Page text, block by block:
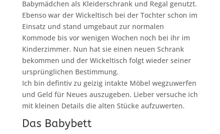
Babymädchen als Kleiderschrank und Regal genutzt.
Ebenso war der Wickeltisch bei der Tochter schon im
Einsatz und stand umgebaut zur normalen
Kommode bis vor wenigen Wochen noch bei ihr im
Kinderzimmer. Nun hat sie einen neuen Schrank
bekommen und der Wickeltisch folgt wieder seiner
ursprünglichen Bestimmung.
Ich bin defintiv zu geizig intakte Möbel wegzuwerfen
und Geld für Neues auszugeben. Lieber versuche ich
mit kleinen Details die alten Stücke aufzuwerten.
Das Babybett